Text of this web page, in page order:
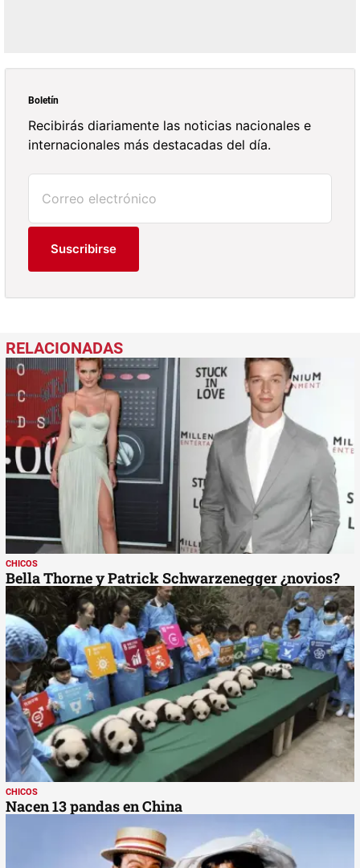
Boletín
Recibirás diariamente las noticias nacionales e
internacionales más destacadas del día.
Suscribirse
CHICOS
Bella Thorne y Patrick Schwarzenegger ¿novios?
CHICOS
Nacen 13 pandas en China